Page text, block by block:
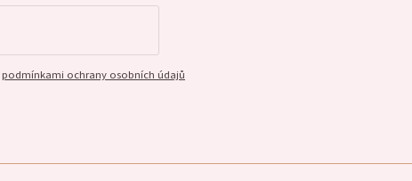
podmínkami ochrany osobních údajů